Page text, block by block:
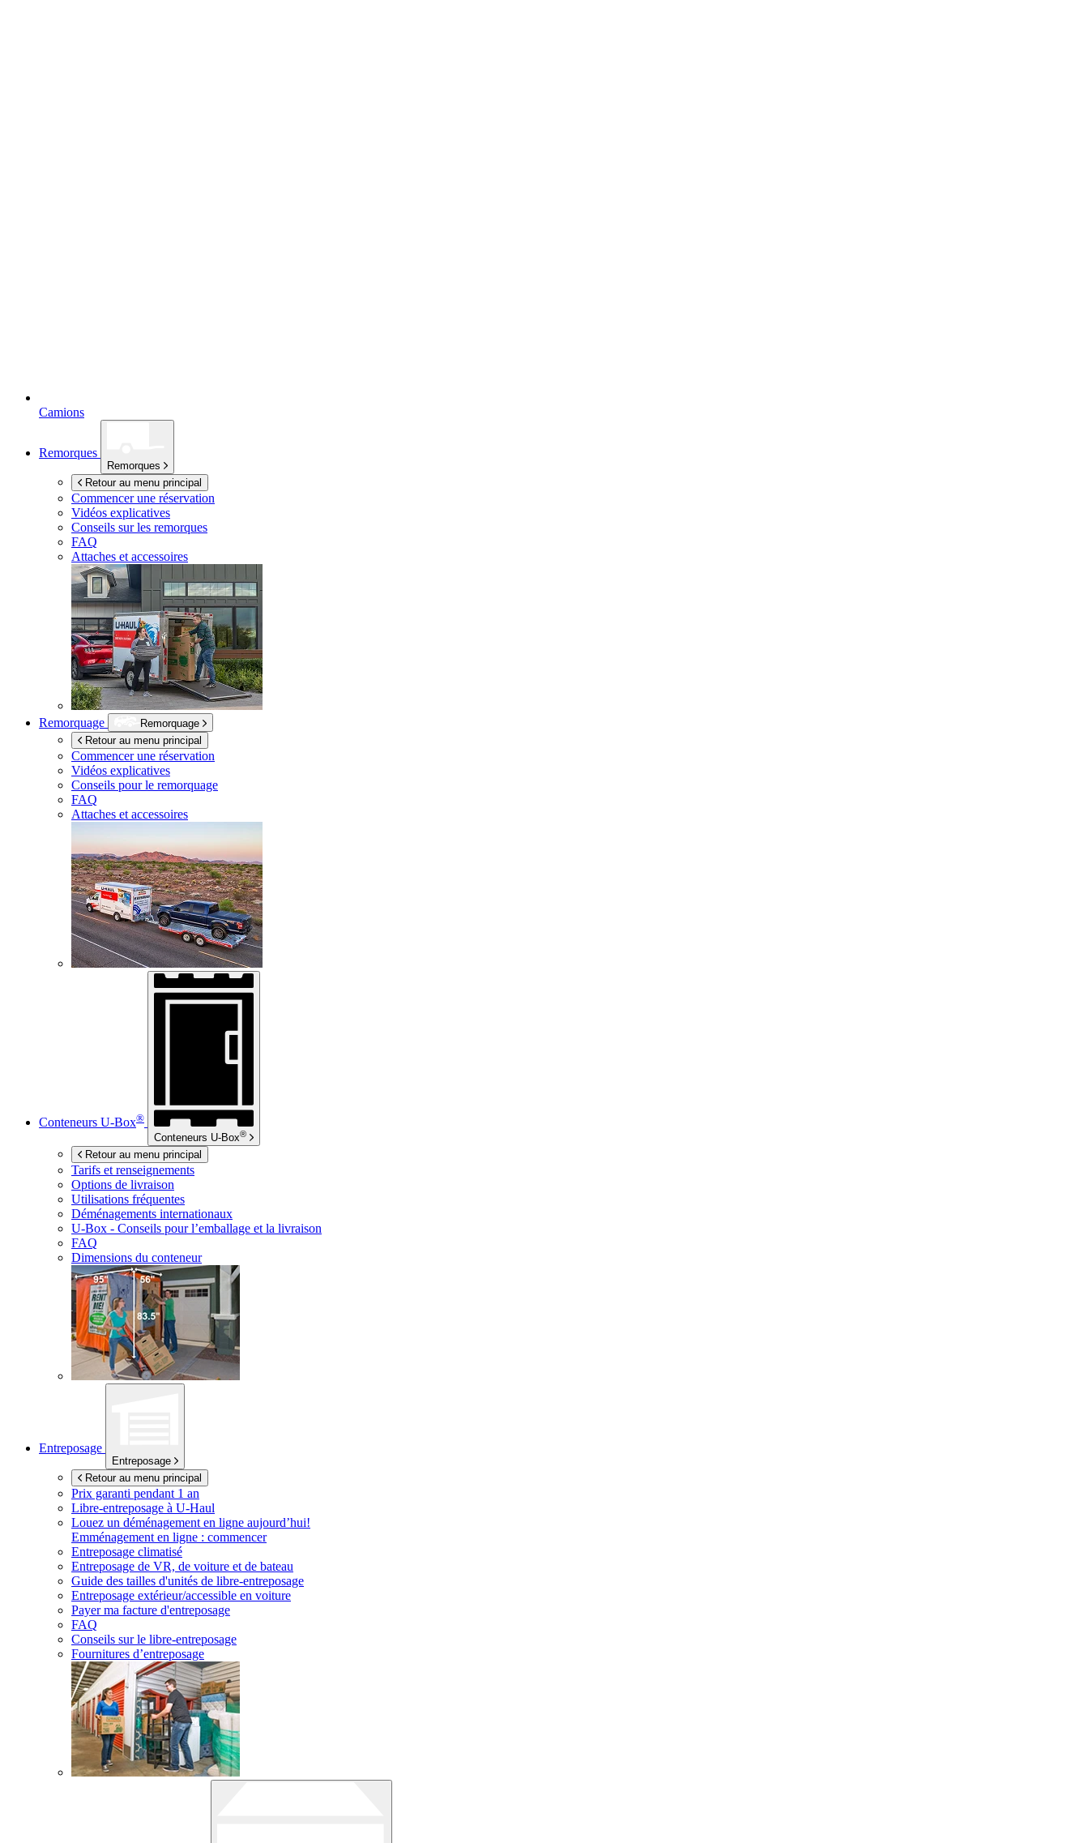
Camions
Remorques
Remorques
Retour au menu principal
Commencer une réservation
Vidéos explicatives
Conseils sur les remorques
FAQ
Attaches et accessoires
Remorquage
Remorquage
Retour au menu principal
Commencer une réservation
Vidéos explicatives
Conseils pour le remorquage
FAQ
Attaches et accessoires
Conteneurs U-Box®
Conteneurs U-Box®
Retour au menu principal
Tarifs et renseignements
Options de livraison
Utilisations fréquentes
Déménagements internationaux
U-Box - Conseils pour l’emballage et la livraison
FAQ
Dimensions du conteneur
Entreposage
Entreposage
Retour au menu principal
Prix garanti pendant 1 an
Libre-entreposage à U-Haul
Louez un déménagement en ligne aujourd’hui!
Emménagement en ligne : commencer
Entreposage climatisé
Entreposage de VR, de voiture et de bateau
Guide des tailles d'unités de libre-entreposage
Entreposage extérieur/accessible en voiture
Payer ma facture d'entreposage
FAQ
Conseils sur le libre-entreposage
Fournitures d’entreposage